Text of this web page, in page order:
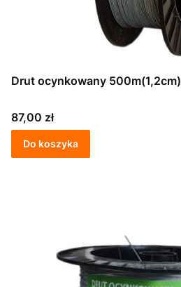
Drut ocynkowany 500m(1,2cm)
Cena
87,00 zł
Do koszyka